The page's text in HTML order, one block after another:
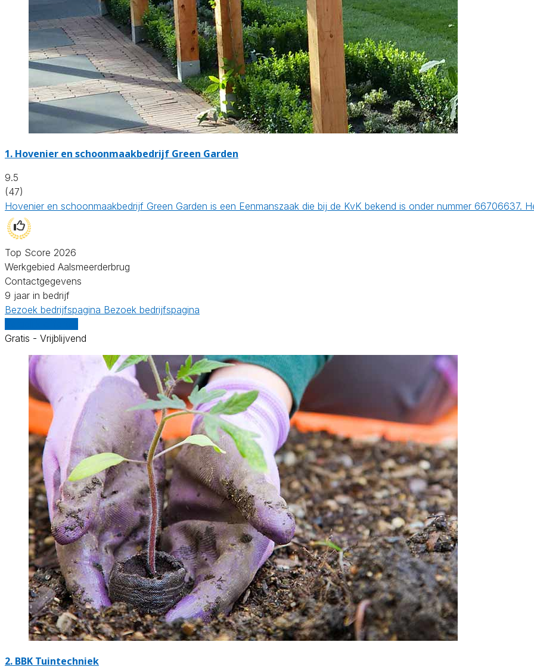
1. Hovenier en schoonmaakbedrijf Green Garden
9.5
(47)
Hovenier en schoonmaakbedrijf Green Garden is een Eenmanszaak die bij de KvK bekend is onder nummer 66706637.
Top Score 2026
Werkgebied Aalsmeerderbrug
Contactgegevens
9 jaar in bedrijf
Bezoek bedrijfspagina Bezoek bedrijfspagina
Gratis - Vrijblijvend
2. BBK Tuintechniek